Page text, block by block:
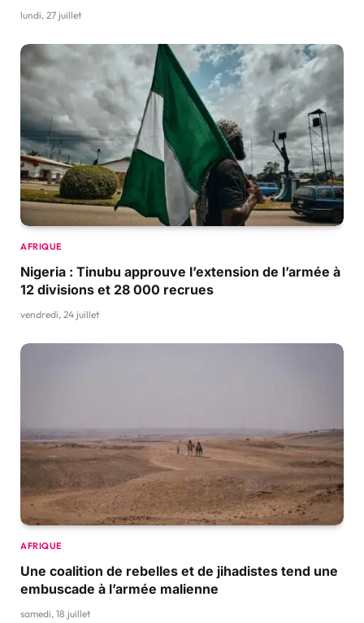
lundi, 27 juillet
AFRIQUE
Nigeria : Tinubu approuve l’extension de l’armée à
12 divisions et 28 000 recrues
vendredi, 24 juillet
AFRIQUE
Une coalition de rebelles et de jihadistes tend une
embuscade à l’armée malienne
samedi, 18 juillet